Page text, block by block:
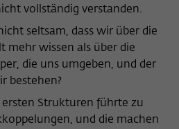
vollständig verstanden.
seltsam, dass wir über die
mehr wissen als über die
die uns umgeben, und der
bestehen?
ersten Strukturen führte zu
und die machen